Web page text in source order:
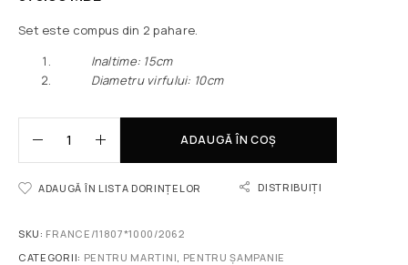
Set este compus din 2 pahare.
Inaltime: 15сm
Diametru virfului: 10сm
ADAUGĂ ÎN COȘ
ADAUGĂ ÎN LISTA DORINȚELOR DISTRIBUIȚI
SKU: FRANCE/11807*1000/2062
CATEGORII: PENTRU MARTINI PENTRU ȘAMPANIE